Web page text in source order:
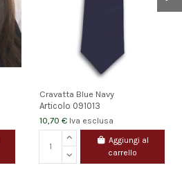
Cravatta Blue Navy
Articolo 091013
10,70 € Iva esclusa
Aggiungi al
carrello